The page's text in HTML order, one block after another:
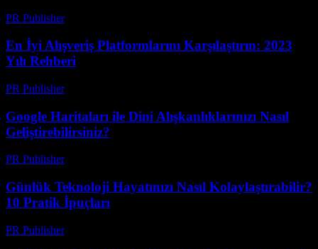
PR Publisher-
En İyi Alışveriş Platformlarını Karşılaştırın: 2023
Yılı Rehberi
PR Publisher-
Google Haritaları ile Dini Alışkanlıklarınızı Nasıl
Geliştirebilirsiniz?
PR Publisher-
Günlük Teknoloji Hayatınızı Nasıl Kolaylaştırabilir?
10 Pratik İpuçları
PR Publisher-